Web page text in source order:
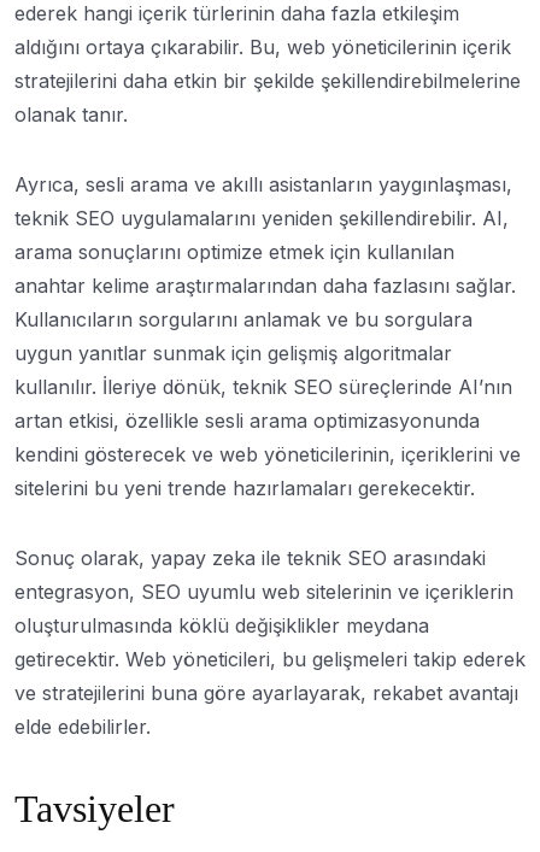
ederek hangi içerik türlerinin daha fazla etkileşim
aldığını ortaya çıkarabilir. Bu, web yöneticilerinin içerik
stratejilerini daha etkin bir şekilde şekillendirebilmelerine
olanak tanır.
Ayrıca, sesli arama ve akıllı asistanların yaygınlaşması,
teknik SEO uygulamalarını yeniden şekillendirebilir. AI,
arama sonuçlarını optimize etmek için kullanılan
anahtar kelime araştırmalarından daha fazlasını sağlar.
Kullanıcıların sorgularını anlamak ve bu sorgulara
uygun yanıtlar sunmak için gelişmiş algoritmalar
kullanılır. İleriye dönük, teknik SEO süreçlerinde AI’nın
artan etkisi, özellikle sesli arama optimizasyonunda
kendini gösterecek ve web yöneticilerinin, içeriklerini ve
sitelerini bu yeni trende hazırlamaları gerekecektir.
Sonuç olarak, yapay zeka ile teknik SEO arasındaki
entegrasyon, SEO uyumlu web sitelerinin ve içeriklerin
oluşturulmasında köklü değişiklikler meydana
getirecektir. Web yöneticileri, bu gelişmeleri takip ederek
ve stratejilerini buna göre ayarlayarak, rekabet avantajı
elde edebilirler.
Tavsiyeler